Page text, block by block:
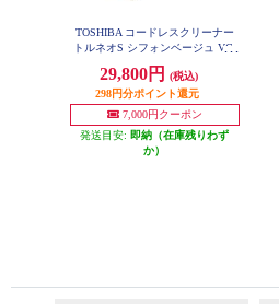
TOSHIBA コードレスクリーナー
トルネオS シフォンベージュ VC-
29,800円
(税込)
298円分ポイント還元
7,000円クーポン
発送目安: 即納（在庫残りわず
か）